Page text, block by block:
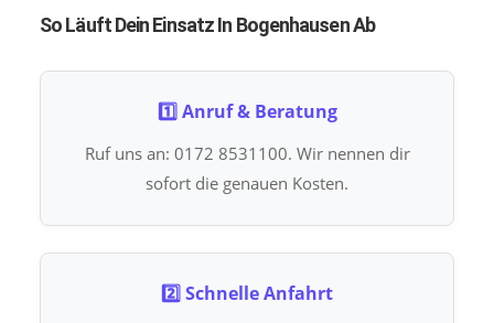
So Läuft Dein Einsatz In Bogenhausen Ab
1️⃣ Anruf & Beratung
Ruf uns an: 0172 8531100. Wir nennen dir
sofort die genauen Kosten.
2️⃣ Schnelle Anfahrt